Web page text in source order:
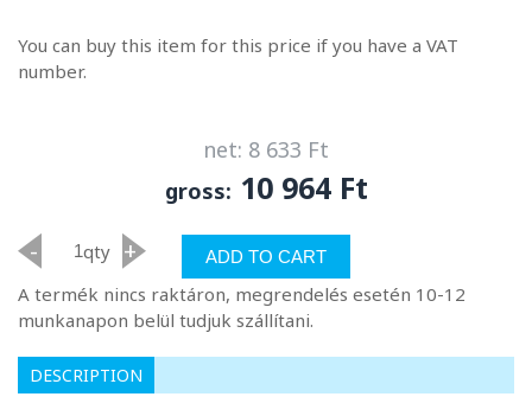
You can buy this item for this price if you have a VAT
number.
net: 8 633 Ft
gross: 10 964 Ft
- qty + ADD TO CART
A termék nincs raktáron, megrendelés esetén 10-12
munkanapon belül tudjuk szállítani.
DESCRIPTION